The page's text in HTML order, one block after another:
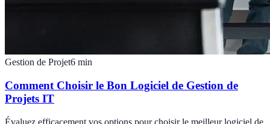
Gestion de Projet6 min
Comment Choisir le Bon Logiciel de Gestion de
Projets IT
Évaluez efficacement vos options pour choisir le meilleur logiciel de